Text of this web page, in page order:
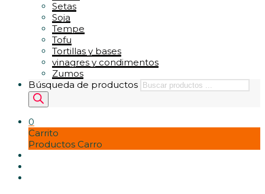
Setas
Soja
Tempe
Tofu
Tortillas y bases
vinagres y condimentos
Zumos
Búsqueda de productos
0
Carrito
Productos Carro